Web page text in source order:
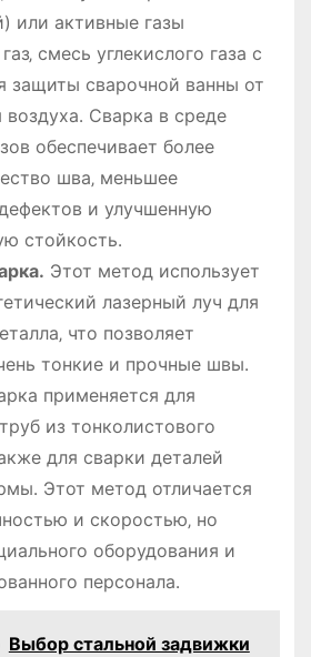
или активные газы
смесь углекислого газа с
защиты сварочной ванны от
воздуха․ Сварка в среде
обеспечивает более
шва‚ меньшее
и улучшенную
стойкость․
Этот метод использует
лазерный луч для
что позволяет
тонкие и прочные швы․
применяется для
из тонколистового
для сварки деталей
Этот метод отличается
и скоростью‚ но
оборудования и
персонала․
Выбор стальной задвижки